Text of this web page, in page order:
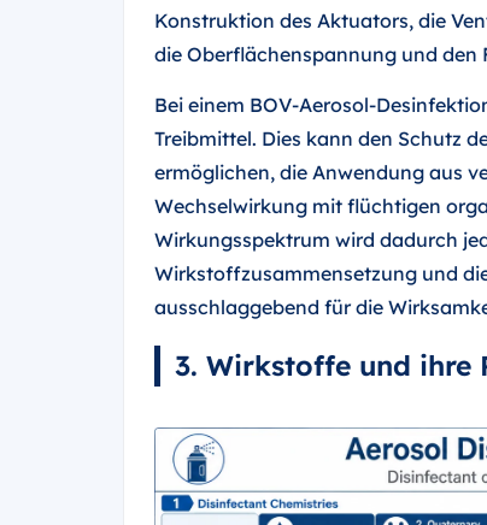
Konstruktion des Aktuators, die
die Oberflächenspannung und den
Bei einem BOV-Aerosol-
Treibmittel. Dies kann den Schutz
ermöglichen, die Anwendung aus
Wechselwirkung mit flüchtigen
Wirkungsspektrum wird dadurch
Wirkstoffzusammensetzung und
ausschlaggebend für die
3. Wirkstoffe und ihre